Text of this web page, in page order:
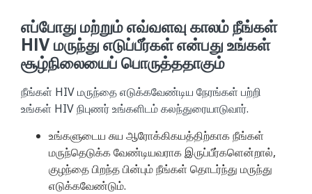
எப்போது மற்றும் எவ்வளவு காலம் நீங்கள்
HIV மருந்து எடுப்பீர்கள் என்பது உங்கள்
சூழ்நிலையைப் பொருத்ததாகும்
நீங்கள் HIV மருந்தை எடுக்கவேண்டிய நேரங்கள் பற்றி
உங்கள் HIV நிபுணர் உங்களிடம் கலந்துரையாடுவார்.
உங்களுடைய சுய ஆரோக்கிகயத்திற்காக நீங்கள்
மருந்தெடுக்க வேண்டியவராக இருப்பீர்களென்றால்,
குழந்தை பிறந்த பின்பும் நீங்கள் தொடர்ந்து மருந்து
எடுக்கவேண்டும்.